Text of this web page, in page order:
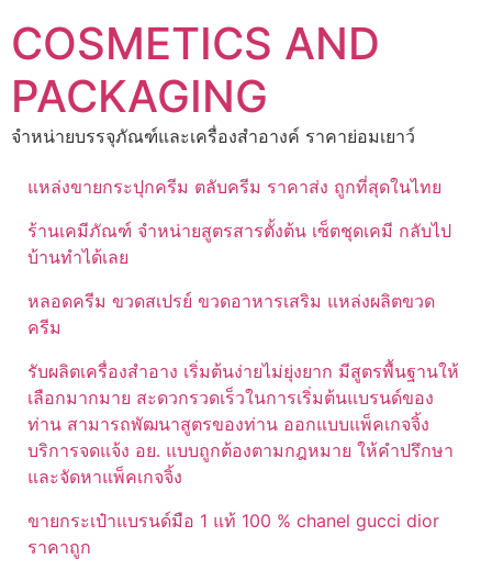
to
content
COSMETICS AND
PACKAGING
จำหน่ายบรรจุภัณฑ์และเครื่องสำอางค์ ราคาย่อมเยาว์
แหล่งขายกระปุกครีม ตลับครีม ราคาส่ง ถูกที่สุดในไทย
ร้านเคมีภัณฑ์ จำหน่ายสูตรสารตั้งต้น เซ็ตชุดเคมี กลับไป
บ้านทำได้เลย
หลอดครีม ขวดสเปรย์ ขวดอาหารเสริม แหล่งผลิตขวด
ครีม
รับผลิตเครื่องสำอาง เริ่มต้นง่ายไม่ยุ่งยาก มีสูตรพื้นฐานให้
เลือกมากมาย สะดวกรวดเร็วในการเริ่มต้นแบรนด์ของ
ท่าน สามารถพัฒนาสูตรของท่าน ออกแบบแพ็คเกจจิ้ง
บริการจดแจ้ง อย. แบบถูกต้องตามกฎหมาย ให้คำปรึกษา
และจัดหาแพ็คเกจจิ้ง
ขายกระเป๋าแบรนด์มือ 1 แท้ 100 % chanel gucci dior
ราคาถูก